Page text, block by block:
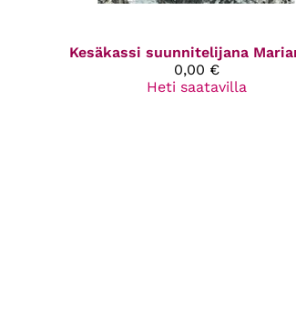
0,00 €
Heti saatavilla